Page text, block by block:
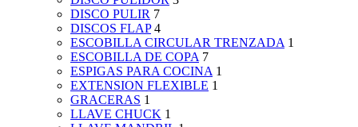
DISCO PULIR 7
DISCOS FLAP 4
ESCOBILLA CIRCULAR TRENZADA 1
ESCOBILLA DE COPA 7
ESPIGAS PARA COCINA 1
EXTENSION FLEXIBLE 1
GRACERAS 1
LLAVE CHUCK 1